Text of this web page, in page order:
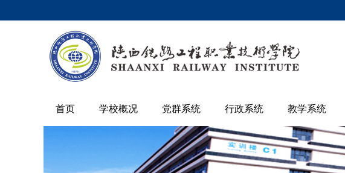
首页 学校概况 党群系统 行政系统 教学系统